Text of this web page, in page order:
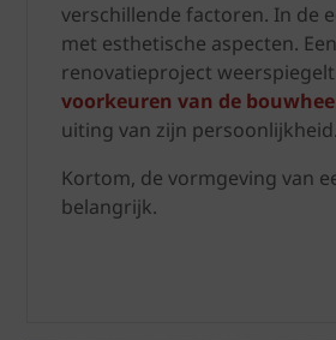
verschillende factoren. In de
met esthetische aspecten.
renovatieproject
voorkeuren van de
uiting van zijn persoonlijkheid.
Kortom, de vormgeving van
belangrijk.